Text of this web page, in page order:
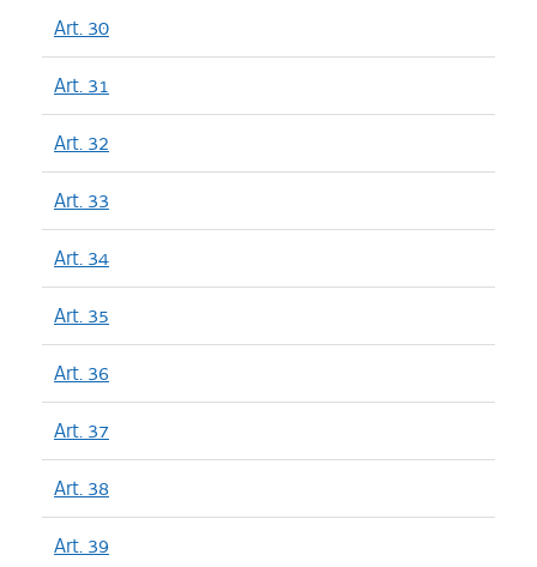
Art. 30
Art. 31
Art. 32
Art. 33
Art. 34
Art. 35
Art. 36
Art. 37
Art. 38
Art. 39